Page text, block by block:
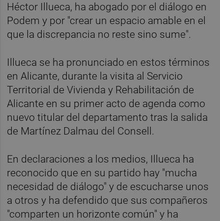
Héctor Illueca, ha abogado por el diálogo en
Podem y por "crear un espacio amable en el
que la discrepancia no reste sino sume".
Illueca se ha pronunciado en estos términos
en Alicante, durante la visita al Servicio
Territorial de Vivienda y Rehabilitación de
Alicante en su primer acto de agenda como
nuevo titular del departamento tras la salida
de Martínez Dalmau del Consell.
En declaraciones a los medios, Illueca ha
reconocido que en su partido hay "mucha
necesidad de diálogo" y de escucharse unos
a otros y ha defendido que sus compañeros
"comparten un horizonte común" y ha